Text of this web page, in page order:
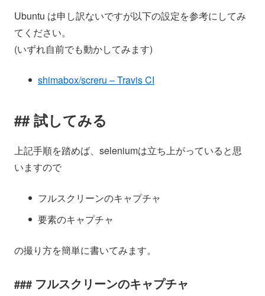
Ubuntu は申し訳ないですが以下の設定を参考にしてみ
てください。
(いずれ自前でも動かしてみます)
shimabox/screru – Travis CI
試してみる
上記手順を踏めば、seleniumは立ち上がっていると思
いますので
フルスクリーンのキャプチャ
要素のキャプチャ
の撮り方を簡単に書いてみます。
フルスクリーンのキャプチャ